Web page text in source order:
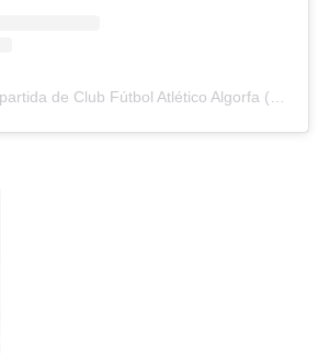
Una publicación compartida de Club Fútbol Atlético Algorfa (@atleticoalgorfa)